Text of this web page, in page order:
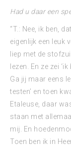
Had u daar een
“T.: Nee, ik ben,
eigenlijk een leuk
liep met de
lezen. En ze zei
Ga jij maar eens
testen’ en toen
Etaleuse, daar
staan met
mij. En
Toen ben ik in